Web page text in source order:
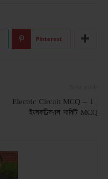
Pinterest
Electric Circuit MCQ – 1 |
ইলেকট্রিক্যাল সার্কিট MCQ